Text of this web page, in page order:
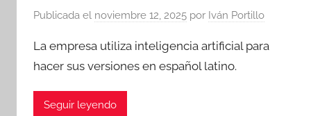
Publicada el noviembre 12, 2025 por Iván Portillo
La empresa utiliza inteligencia artificial para
hacer sus versiones en español latino.
Seguir leyendo